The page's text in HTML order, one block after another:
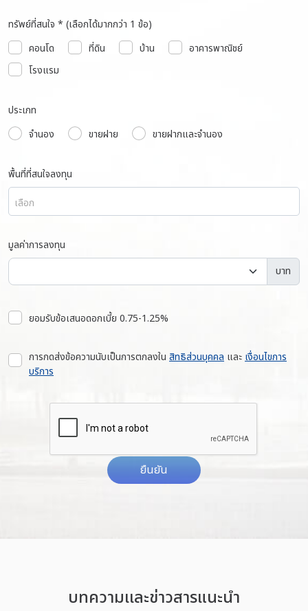
ทรัพย์ที่สนใจ * (เลือกได้มากกว่า 1 ข้อ)
คอนโด
ที่ดิน บ้าน
อาคารพาณิชย์
โรงแรม
ประเภท
จำนอง
ขายฝาย ขายฝากและจำนอง
พื้นที่ที่สนใจลงทุน
เลือก
มูลค่าการลงทุน
บาท
ยอมรับข้อเสนอดอกเบี้ย 0.75-1.25%
การกดส่งข้อความนับเป็นการตกลงใน สิทธิส่วนบุคคล และ เงื่อนไขการ
บริการ
ยืนยัน
บทความเเละข่าวสารแนะนำ